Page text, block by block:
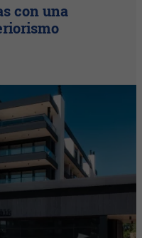
con una